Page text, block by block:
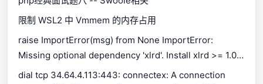
限制 WSL2 中 Vmmem 的内存占用
raise ImportError(msg) from None ImportError:
Missing optional dependency 'xlrd'. Install xlrd >= 1.0.0
for Excel support Use pip or conda to install xlrd.
dial tcp 34.64.4.113:443: connectex: A connection